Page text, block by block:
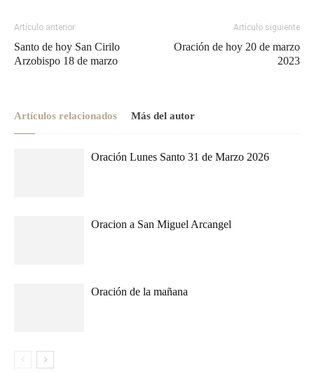
Artículo anterior
Santo de hoy San Cirilo
Arzobispo 18 de marzo
Artículo siguiente
Oración de hoy 20 de marzo
2023
Artículos relacionados Más del autor
Oración Lunes Santo 31 de Marzo 2026
Oracion a San Miguel Arcangel
Oración de la mañana